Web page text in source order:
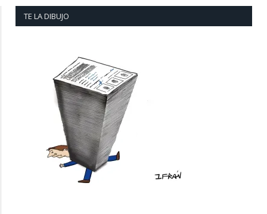
TE LA DIBUJO